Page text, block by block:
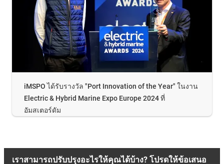
iMSPO ได้รับรางวัล "Port Innovation of the Year" ในงาน
Electric & Hybrid Marine Expo Europe 2024 ที่
อัมสเตอร์ดัม
เราสามารถปรับปรุงอะไรให้คุณได้บ้าง? โปรดให้ข้อเสนอ